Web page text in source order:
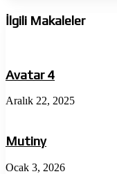
İlgili Makaleler
Avatar 4
Aralık 22, 2025
Mutiny
Ocak 3, 2026